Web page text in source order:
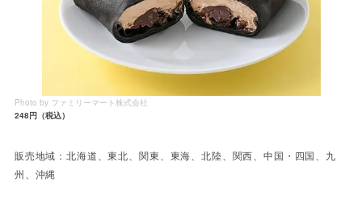
Photo by ファミリーマート株式会社
248円（税込）
販売地域：北海道、東北、関東、東海、北陸、関西、中国・四国、九
州、沖縄